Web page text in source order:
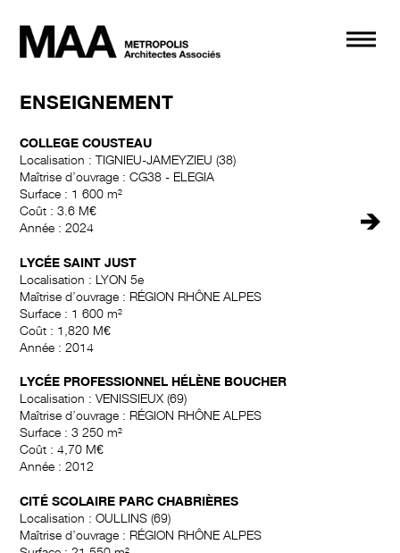
ENSEIGNEMENT
COLLEGE COUSTEAU
Localisation : TIGNIEU-JAMEYZIEU (38)
Maîtrise d’ouvrage : CG38 - ELEGIA
Surface : 1 600 m²
Coût : 3.6 M€
Année : 2024
🡺
LYCÉE SAINT JUST
Localisation : LYON 5e
Maîtrise d’ouvrage : RÉGION RHÔNE ALPES
Surface : 1 600 m²
Coût : 1,820 M€
Année : 2014
LYCÉE PROFESSIONNEL HÉLÈNE BOUCHER
Localisation : VENISSIEUX (69)
Maîtrise d’ouvrage : RÉGION RHÔNE ALPES
Surface : 3 250 m²
Coût : 4,70 M€
Année : 2012
CITÉ SCOLAIRE PARC CHABRIÈRES
Localisation : OULLINS (69)
Maîtrise d’ouvrage : RÉGION RHÔNE ALPES